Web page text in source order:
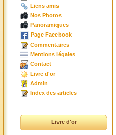
Liens amis
Nos Photos
Panoramiques
Page Facebook
Commentaires
Mentions légales
Contact
Livre d'or
Admin
Index des articles
Livre d'or